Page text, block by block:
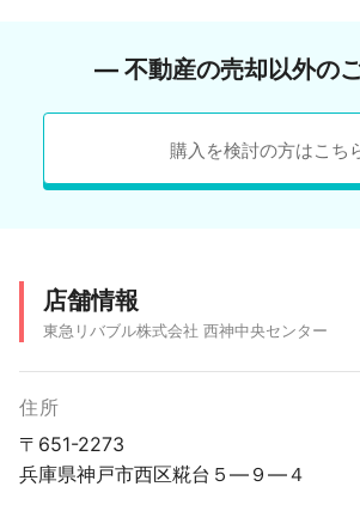
― 不動産の売却以外の
購入を検討の方はこち
店舗情報
東急リバブル株式会社 西神中央センター
住所
〒651-2273
兵庫県神戸市西区糀台５―９―４